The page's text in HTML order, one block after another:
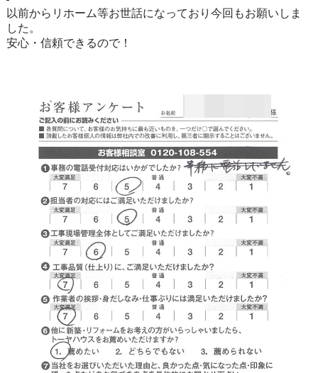
以前からリホーム等お世話になっており今回もお願いしま
した。
安心・信頼できるので！